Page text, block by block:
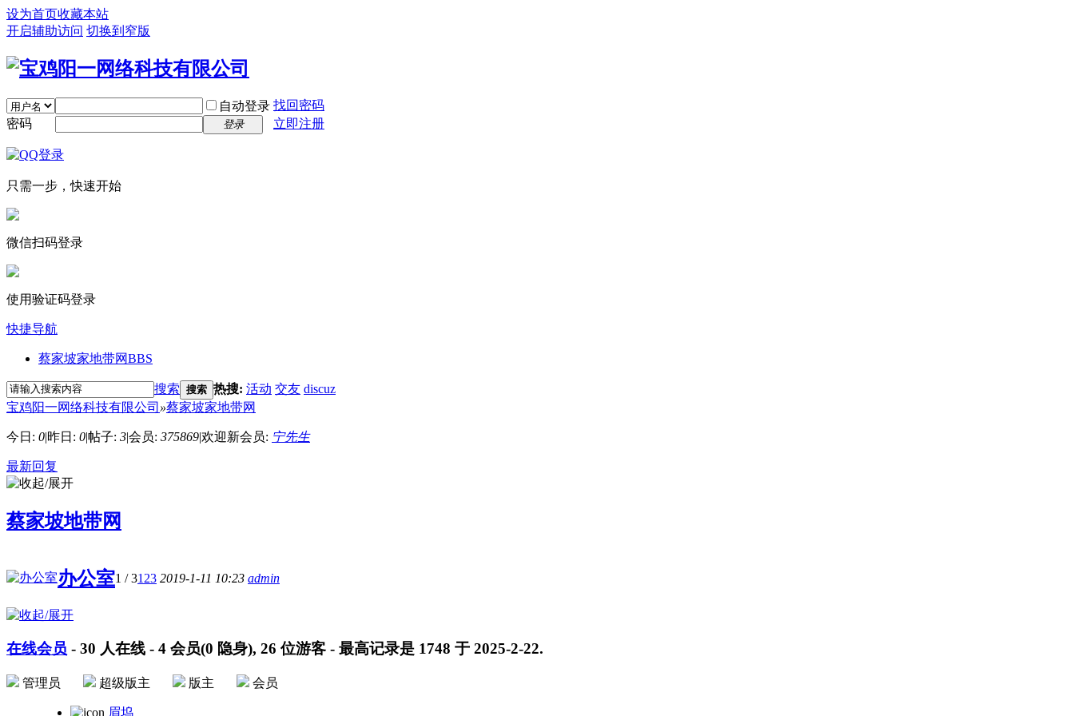
设为首页收藏本站
开启辅助访问 切换到窄版
自动登录 找回密码
密码
登录 立即注册
只需一步，快速开始
微信扫码登录
使用验证码登录
快捷导航
蔡家坡家地带网BBS
搜索 搜索 热搜: 活动 交友 discuz
宝鸡阳一网络科技有限公司 »蔡家坡家地带网
今日: 0|昨日: 0|帖子: 3|会员: 375869|欢迎新会员: 宁先生
最新回复
蔡家坡地带网
办公室1 / 3123 2019-1-11 10:23 admin
在线会员 - 30 人在线 - 4 会员(0 隐身), 26 位游客 - 最高记录是 1748 于 2025-2-22.
管理员 超级版主 版主 会员
眉坞